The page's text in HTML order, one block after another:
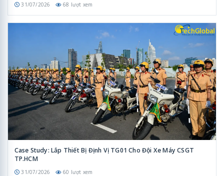
31/07/2026 68 lượt xem
Case Study: Lắp Thiết Bị Định Vị TG01 Cho Đội Xe Máy CSGT
TP.HCM
31/07/2026 60 lượt xem